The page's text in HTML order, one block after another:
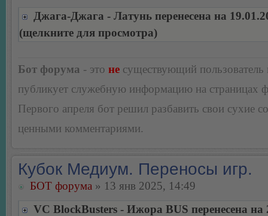
Джага-Джага - Латунь перенесена на
(щелкните для просмотра)
Бот форума - это не существующий пользователь
публикует служебную информацию на страницах
Первого апреля бот решил разбавить свои сухие
ценными комментариями.
Кубок Медиум. Переносы игр.
БОТ форума » 13 янв 2025, 14:49
VC BlockBusters - Ижора BUS перенесена на